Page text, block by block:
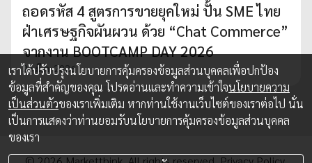
ถอดรหัส 4 สูตรการขายยุคใหม่ ปั้น SME ไทย
ฝ่าเศรษฐกิจผันผวน ด้วย “Chat Commerce”
จากงาน BOOTCAMP DAY 2026
25 มี.ค. 2026
เราได้ปรับปรุงนโยบายการคุ้มครองข้อมูลส่วนบุคคลเพื่อปกป้อง
ข้อมูลที่สำคัญของคุณ โปรดอ่านและทำความเข้าใจนโยบายความ
เป็นส่วนตัวของเราเพิ่มเติม หากท่านใช้งานเว็บไซต์ของเราต่อไป นั่น
เป็นการแสดงว่าท่านยอมรับนโยบายการคุ้มครองข้อมูลส่วนบุคคล
ของเรา